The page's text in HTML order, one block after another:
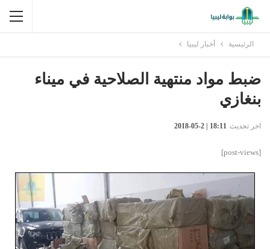
الرئيسية أخبار ليبيا
ضبط مواد منتهية الصلاحية في ميناء
بنغازي
اخر تحديث 18:11 | 2-05-2018
[post-views]